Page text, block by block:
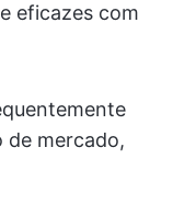
eficazes com
de mercado,